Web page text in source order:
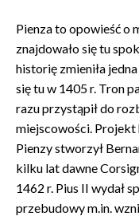
Pienza to opowieść o
znajdowało się tu
historię zmieniła
się tu w 1405 r. Tron
razu przystąpił do
miejscowości. Projekt
Pienzy stworzył
kilku lat dawne
1462 r. Pius II wydał
przebudowy m.in.